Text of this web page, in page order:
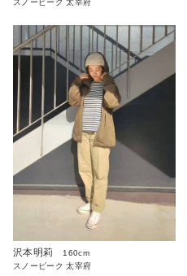
スノーピーク 太宰府
沢本明莉
160cm
スノーピーク 太宰府